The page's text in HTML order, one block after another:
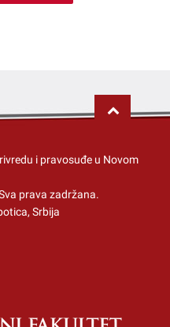
i pravosuđe u Novom
prava zadržana.
Srbija